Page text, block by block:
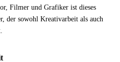
Filmer und Grafiker ist dieses
der sowohl Kreativarbeit als auch